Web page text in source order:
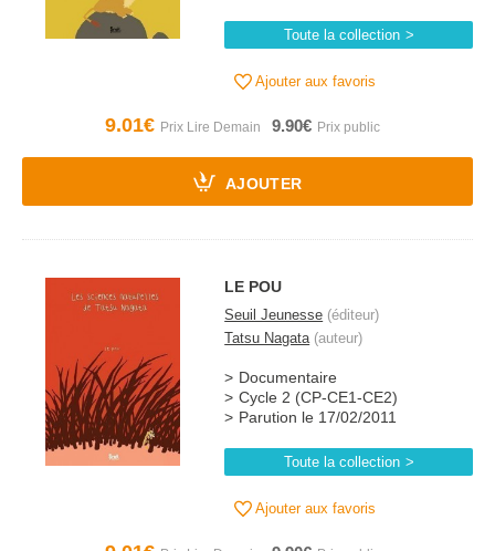
Toute la collection
Ajouter aux favoris
9.01€ 9.90€
AJOUTER
LE POU
Seuil Jeunesse (éditeur)
Tatsu Nagata(auteur)
Documentaire
Cycle 2 (CP-CE1-CE2)
Parution le 17/02/2011
Toute la collection
Ajouter aux favoris